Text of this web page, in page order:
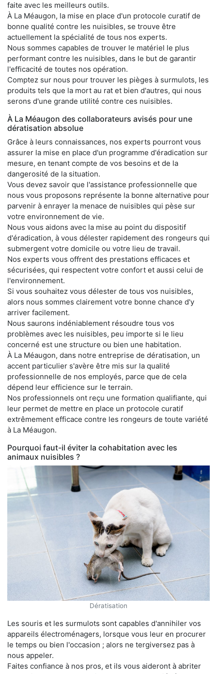
faite avec les meilleurs outils.
À La Méaugon, la mise en place d'un protocole curatif de
bonne qualité contre les nuisibles, se trouve être
actuellement la spécialité de tous nos experts.
Nous sommes capables de trouver le matériel le plus
performant contre les nuisibles, dans le but de garantir
l'efficacité de toutes nos opération.
Comptez sur nous pour trouver les pièges à surmulots, les
produits tels que la mort au rat et bien d'autres, qui nous
serons d'une grande utilité contre ces nuisibles.
À La Méaugon des collaborateurs avisés pour une
dératisation absolue
Grâce à leurs connaissances, nos experts pourront vous
assurer la mise en place d'un programme d'éradication sur
mesure, en tenant compte de vos besoins et de la
dangerosité de la situation.
Vous devez savoir que l'assistance professionnelle que
nous vous proposons représente la bonne alternative pour
parvenir à enrayer la menace de nuisibles qui pèse sur
votre environnement de vie.
Nous vous aidons avec la mise au point du dispositif
d'éradication, à vous délester rapidement des rongeurs qui
submergent votre domicile ou votre lieu de travail.
Nos experts vous offrent des prestations efficaces et
sécurisées, qui respectent votre confort et aussi celui de
l'environnement.
Si vous souhaitez vous délester de tous vos nuisibles,
alors nous sommes clairement votre bonne chance d'y
arriver facilement.
Nous saurons indéniablement résoudre tous vos
problèmes avec les nuisibles, peu importe si le lieu
concerné est une structure ou bien une habitation.
À La Méaugon, dans notre entreprise de dératisation, un
accent particulier s'avère être mis sur la qualité
professionnelle de nos employés, parce que de cela
dépend leur efficience sur le terrain.
Nos professionnels ont reçu une formation qualifiante, qui
leur permet de mettre en place un protocole curatif
extrêmement efficace contre les rongeurs de toute variété
à La Méaugon.
Pourquoi faut-il éviter la cohabitation avec les
animaux nuisibles ?
Dératisation
Les souris et les surmulots sont capables d'annihiler vos
appareils électroménagers, lorsque vous leur en procurer
le temps ou bien l'occasion ; alors ne tergiversez pas à
nous appeler.
Faites confiance à nos pros, et ils vous aideront à abriter